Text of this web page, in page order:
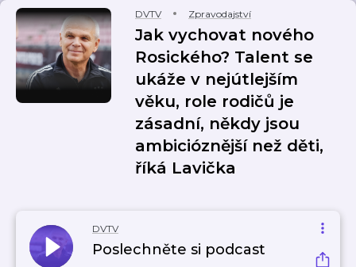
DVTV Zpravodajství
Jak vychovat nového
Rosického? Talent se
ukáže v nejútlejším
věku, role rodičů je
zásadní, někdy jsou
ambicióznější než děti,
říká Lavička
DVTV
Poslechněte si podcast